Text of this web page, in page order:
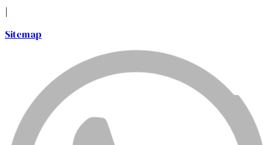
|
Sitemap